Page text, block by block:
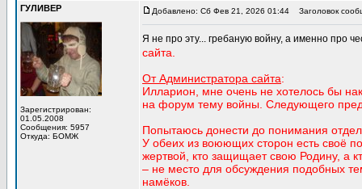
ГУЛИВЕР
Зарегистрирован:
01.05.2008
Сообщения: 5957
Откуда: БОМЖ
Добавлено: Сб Фев 21, 2026 01:44 Заголовок
Я не про эту... гребаную войну, а именно про
сайта.
От Администратора сайта:
Илларион, мне очень не хотелось бы
на форум тему войны. Следующего
Попытаюсь донести до понимания
У обеих из воюющих сторон есть своё
жертвой, кто защищает свою Родину, а
– не место для обсуждения подобных
намёков.